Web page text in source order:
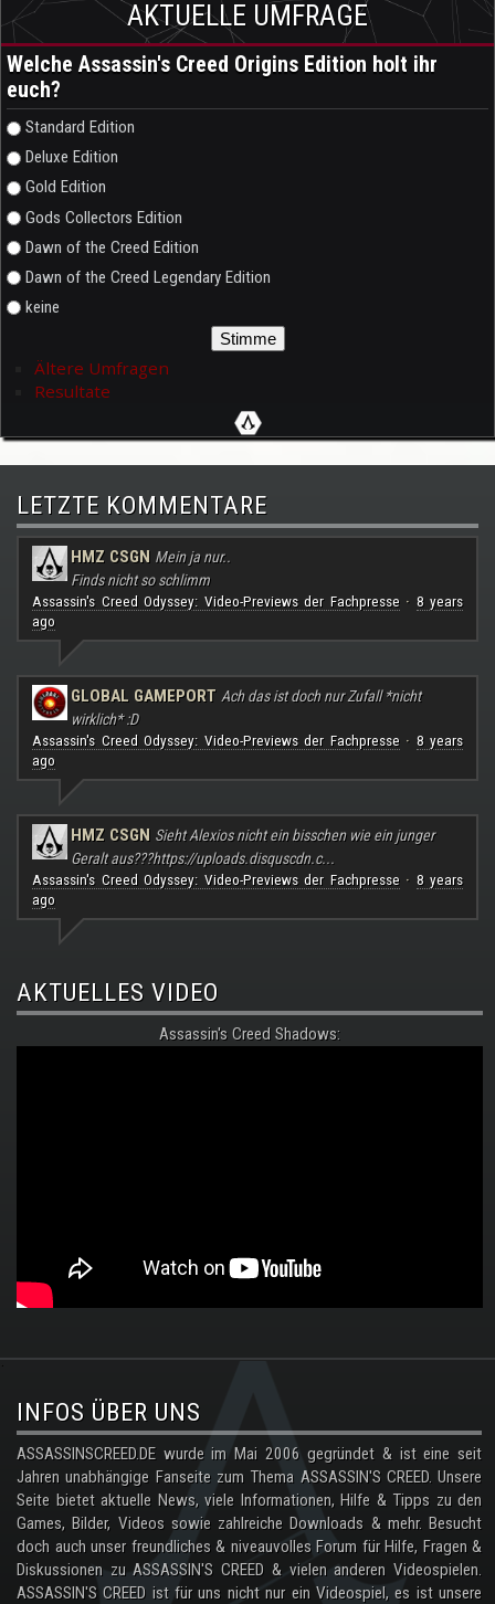
AKTUELLE UMFRAGE
Welche Assassin's Creed Origins Edition holt ihr
euch?
Auswahlmöglichkeiten
Standard Edition
Deluxe Edition
Gold Edition
Gods Collectors Edition
Dawn of the Creed Edition
Dawn of the Creed Legendary Edition
keine
Ältere Umfragen
Resultate
LETZTE KOMMENTARE
HMZ CSGN Mein ja nur..
Finds nicht so schlimm
Assassin's Creed Odyssey: Video-Previews der Fachpresse· 8 years
ago
GLOBAL GAMEPORT Ach das ist doch nur Zufall *nicht
wirklich* :D
Assassin's Creed Odyssey: Video-Previews der Fachpresse· 8 years
ago
HMZ CSGN Sieht Alexios nicht ein bisschen wie ein junger
Geralt aus???https://uploads.disquscdn.c...
Assassin's Creed Odyssey: Video-Previews der Fachpresse· 8 years
ago
AKTUELLES VIDEO
Assassin's Creed Shadows:
.
INFOS ÜBER UNS
ASSASSINSCREED.DE wurde im Mai 2006 gegründet & ist eine seit
Jahren unabhängige Fanseite zum Thema ASSASSIN'S CREED. Unsere
Seite bietet aktuelle News, viele Informationen, Hilfe & Tipps zu den
Games, Bilder, Videos sowie zahlreiche Downloads & mehr. Besucht
doch auch unser freundliches & niveauvolles Forum für Hilfe, Fragen &
Diskussionen zu ASSASSIN'S CREED & vielen anderen Videospielen.
ASSASSIN'S CREED ist für uns nicht nur ein Videospiel, es ist unsere